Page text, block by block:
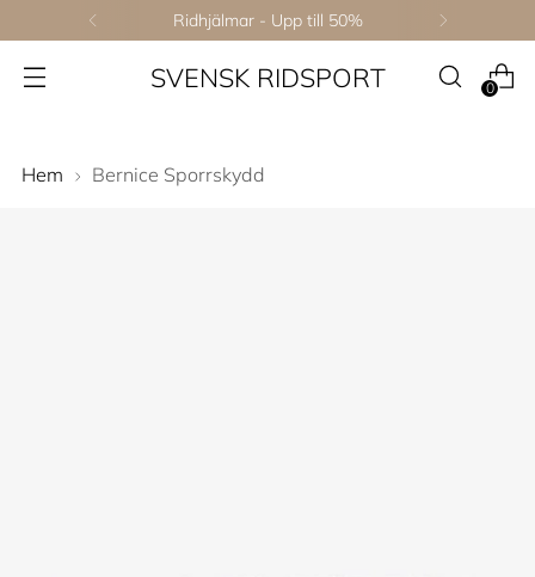
Ridhjälmar - Upp till 50%
SVENSK RIDSPORT 0
Hem Bernice Sporrskydd